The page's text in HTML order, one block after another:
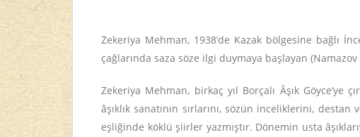
Zekeriya Mehman, 1938’de Kazak bölgesine bağlı
çağlarında saza söze ilgi duymaya başlayan (Namazov
Zekeriya Mehman, birkaç yıl Borçalı Âşık Göyce’ye
âşıklık sanatının sırlarını, sözün inceliklerini,
eşliğinde köklü şiirler yazmıştır. Dönemin usta